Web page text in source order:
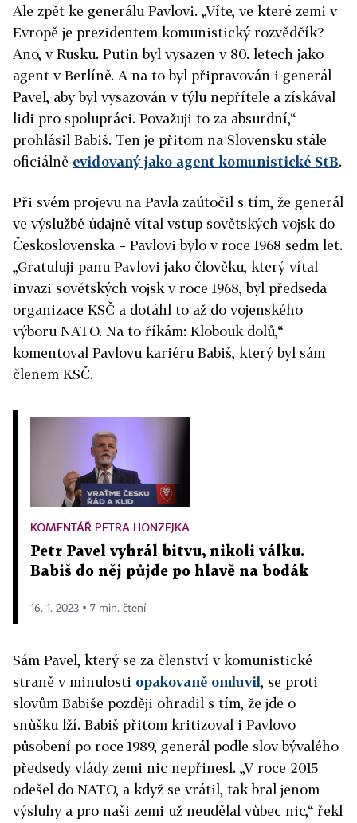
Ale zpět ke generálu Pavlovi. „Víte, ve které zemi v
Evropě je prezidentem komunistický rozvědčík?
Ano, v Rusku. Putin byl vysazen v 80. letech jako
agent v Berlíně. A na to byl připravován i generál
Pavel, aby byl vysazován v týlu nepřítele a získával
lidi pro spolupráci. Považuji to za absurdní,“
prohlásil Babiš. Ten je přitom na Slovensku stále
oficiálně evidovaný jako agent komunistické StB.
Při svém projevu na Pavla zaútočil s tím, že generál
ve výslužbě údajně vítal vstup sovětských vojsk do
Československa – Pavlovi bylo v roce 1968 sedm let.
„Gratuluji panu Pavlovi jako člověku, který vítal
invazi sovětských vojsk v roce 1968, byl předseda
organizace KSČ a dotáhl to až do vojenského
výboru NATO. Na to říkám: Klobouk dolů,“
komentoval Pavlovu kariéru Babiš, který byl sám
členem KSČ.
KOMENTÁŘ PETRA HONZEJKA
Petr Pavel vyhrál bitvu, nikoli válku.
Babiš do něj půjde po hlavě na bodák
16. 1. 2023 ▪ 7 min. čtení
Sám Pavel, který se za členství v komunistické
straně v minulosti opakovaně omluvil, se proti
slovům Babiše později ohradil s tím, že jde o
snůšku lží. Babiš přitom kritizoval i Pavlovo
působení po roce 1989, generál podle slov bývalého
předsedy vlády zemi nic nepřinesl. „V roce 2015
odešel do NATO, a když se vrátil, tak bral jenom
výsluhy a pro naši zemi už neudělal vůbec nic,“ řekl